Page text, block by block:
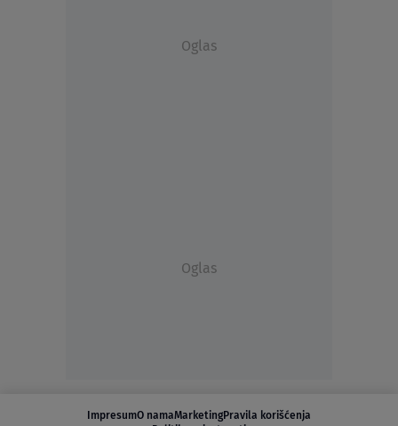
Oglas
Oglas
ImpresumO namaMarketingPravila korišćenja